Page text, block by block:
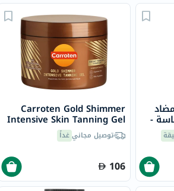
-
Carroten Gold Shimmer
Intensive Skin Tanning Gel
150mlتوصيل مجانيغداً
106